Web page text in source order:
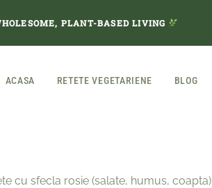
PLANT-BASED LIVING
ACASA RETETE VEGETARIENE BLOG
cu sfecla rosie (salate, humus, coapta)